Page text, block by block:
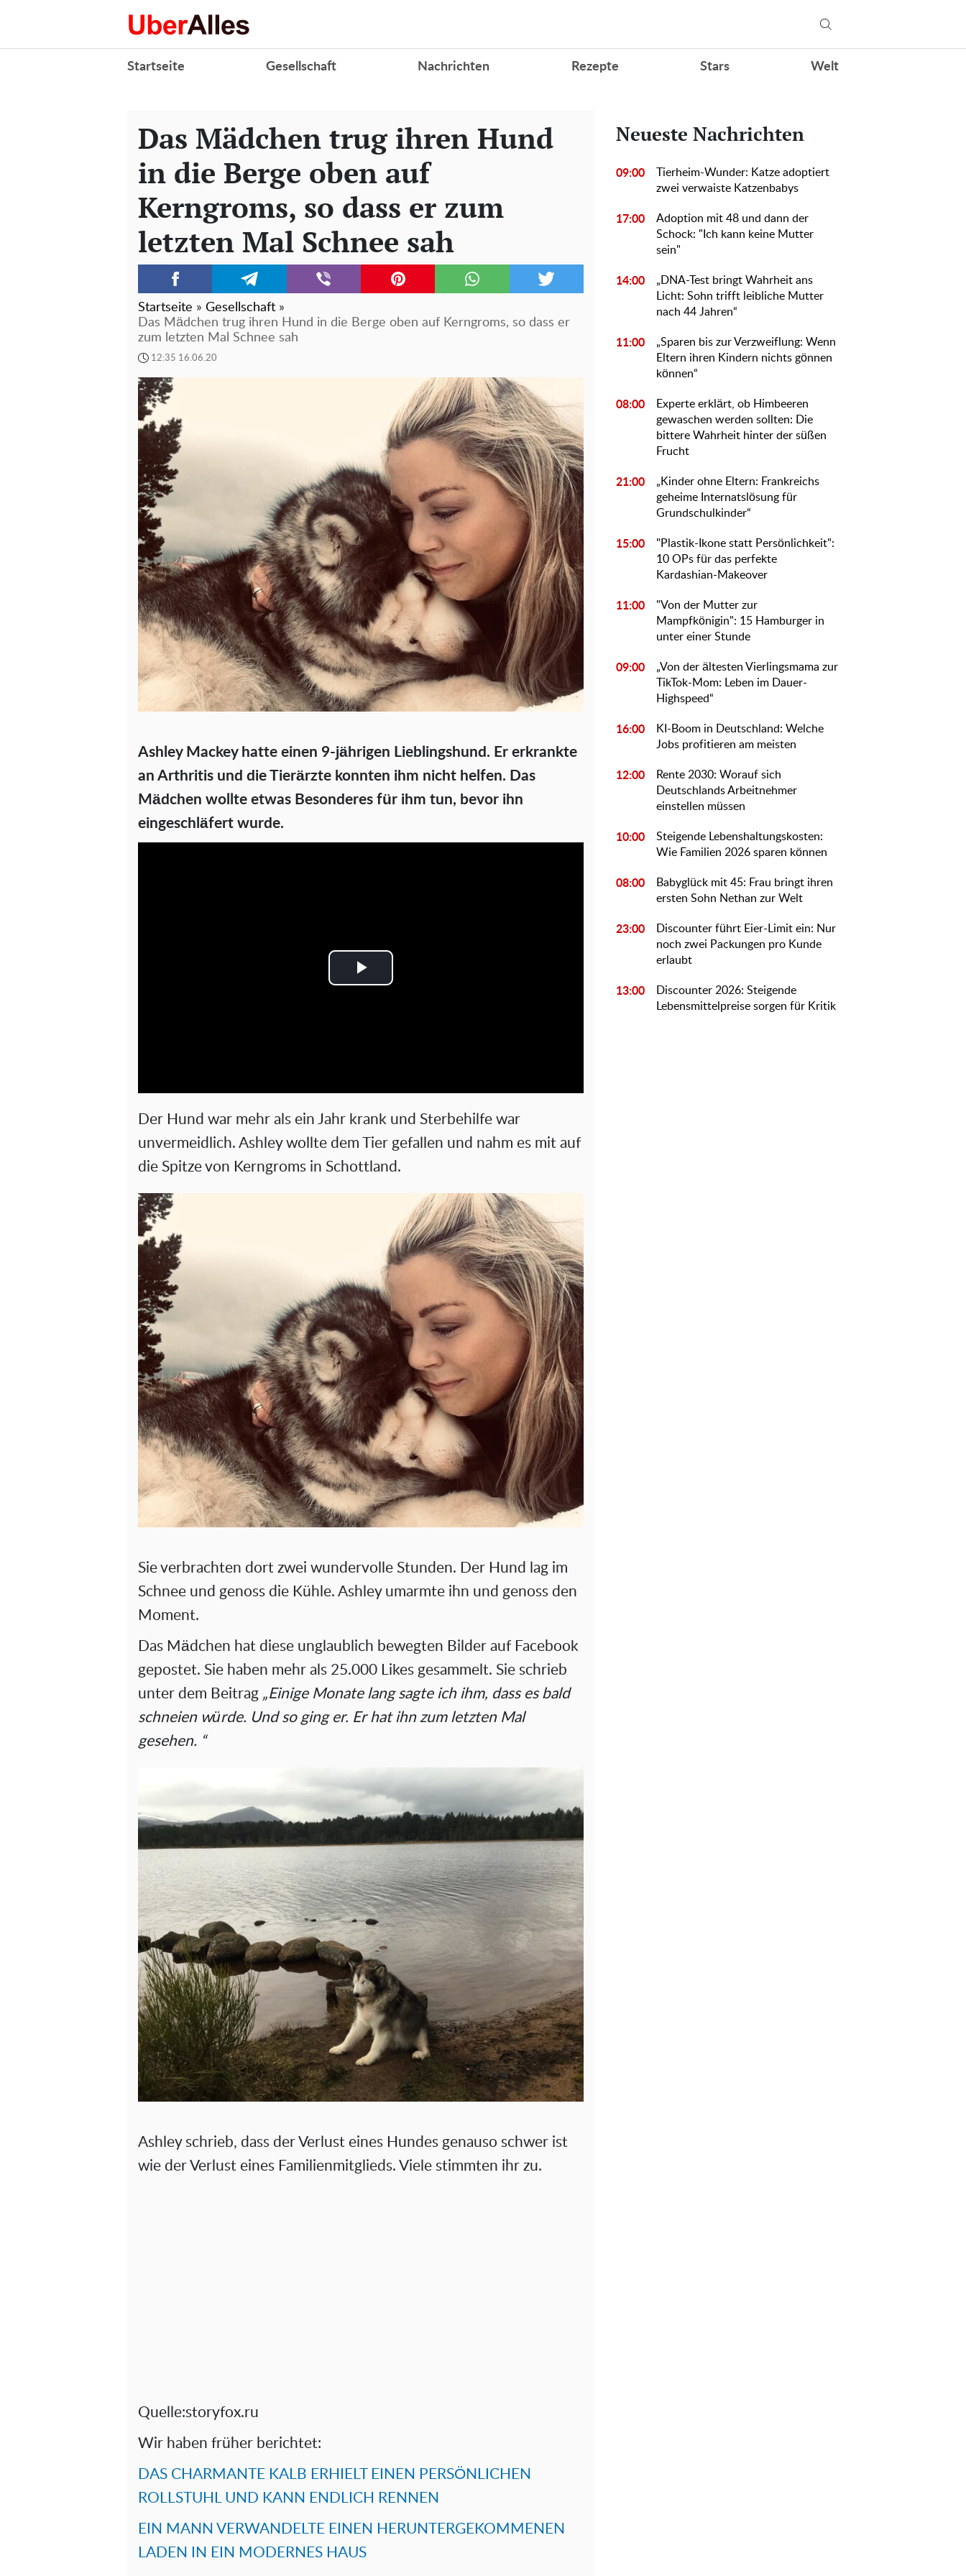
Startseite Gesellschaft Nachrichten Rezepte Stars Welt
Das Mädchen trug ihren Hund
in die Berge oben auf
Kerngroms, so dass er zum
letzten Mal Schnee sah
Startseite » Gesellschaft »
Das Mädchen trug ihren Hund in die Berge oben auf Kerngroms, so dass er
zum letzten Mal Schnee sah
12:35 16.06.20
Ashley Mackey hatte einen 9-jährigen Lieblingshund. Er erkrankte
an Arthritis und die Tierärzte konnten ihm nicht helfen. Das
Mädchen wollte etwas Besonderes für ihm tun, bevor ihn
eingeschläfert wurde.
P
V
i
d
Der Hund war mehr als ein Jahr krank und Sterbehilfe war
unvermeidlich. Ashley wollte dem Tier gefallen und nahm es mit auf
die Spitze von Kerngroms in Schottland.
Sie verbrachten dort zwei wundervolle Stunden. Der Hund lag im
Schnee und genoss die Kühle. Ashley umarmte ihn und genoss den
Moment.
Das Mädchen hat diese unglaublich bewegten Bilder auf Facebook
gepostet. Sie haben mehr als 25.000 Likes gesammelt. Sie schrieb
unter dem Beitrag „Einige Monate lang sagte ich ihm, dass es bald
schneien würde. Und so ging er. Er hat ihn zum letzten Mal
gesehen. “
Ashley schrieb, dass der Verlust eines Hundes genauso schwer ist
wie der Verlust eines Familienmitglieds. Viele stimmten ihr zu.
Quelle:storyfox.ru
Wir haben früher berichtet:
DAS CHARMANTE KALB ERHIELT EINEN PERSÖNLICHEN
ROLLSTUHL UND KANN ENDLICH RENNEN
EIN MANN VERWANDELTE EINEN HERUNTERGEKOMMENEN
LADEN IN EIN MODERNES HAUS
Neueste Nachrichten
09:00
Tierheim-Wunder: Katze adoptiert
zwei verwaiste Katzenbabys
17:00
Adoption mit 48 und dann der
Schock: "Ich kann keine Mutter
sein"
14:00
„DNA-Test bringt Wahrheit ans
Licht: Sohn trifft leibliche Mutter
nach 44 Jahren“
11:00
„Sparen bis zur Verzweiflung: Wenn
Eltern ihren Kindern nichts gönnen
können“
08:00
Experte erklärt, ob Himbeeren
gewaschen werden sollten: Die
bittere Wahrheit hinter der süßen
Frucht
21:00
„Kinder ohne Eltern: Frankreichs
geheime Internatslösung für
Grundschulkinder“
15:00
"Plastik-Ikone statt Persönlichkeit":
10 OPs für das perfekte
Kardashian-Makeover
11:00
"Von der Mutter zur
Mampfkönigin": 15 Hamburger in
unter einer Stunde
09:00
„Von der ältesten Vierlingsmama zur
TikTok-Mom: Leben im Dauer-
Highspeed“
16:00
KI-Boom in Deutschland: Welche
Jobs profitieren am meisten
12:00
Rente 2030: Worauf sich
Deutschlands Arbeitnehmer
einstellen müssen
10:00
Steigende Lebenshaltungskosten:
Wie Familien 2026 sparen können
08:00
Babyglück mit 45: Frau bringt ihren
ersten Sohn Nethan zur Welt
23:00
Discounter führt Eier-Limit ein: Nur
noch zwei Packungen pro Kunde
erlaubt
13:00
Discounter 2026: Steigende
Lebensmittelpreise sorgen für Kritik